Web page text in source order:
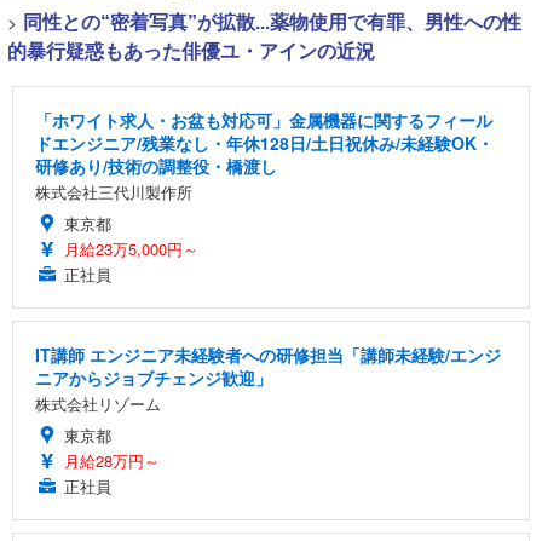
> 同性との“密着写真”が拡散...薬物使用で有罪、男性への性
的暴行疑惑もあった俳優ユ・アインの近況
「ホワイト求人・お盆も対応可」金属機器に関するフィール
ドエンジニア/残業なし・年休128日/土日祝休み/未経験OK・
研修あり/技術の調整役・橋渡し
株式会社三代川製作所
東京都
月給23万5,000円～
正社員
IT講師 エンジニア未経験者への研修担当「講師未経験/エンジ
ニアからジョブチェンジ歓迎」
株式会社リゾーム
東京都
月給28万円～
正社員